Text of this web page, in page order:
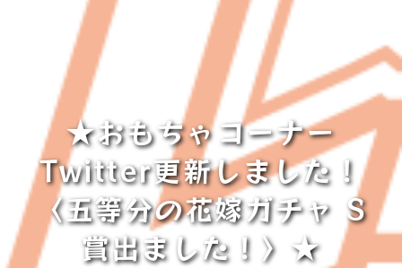
★おもちゃコーナー
Twitter更新しました！
〈五等分の花嫁ガチャ S
賞出ました！〉★